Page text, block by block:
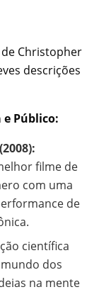
Christopher
descrições
Público:
filme de
com uma
de
científica
dos
na mente